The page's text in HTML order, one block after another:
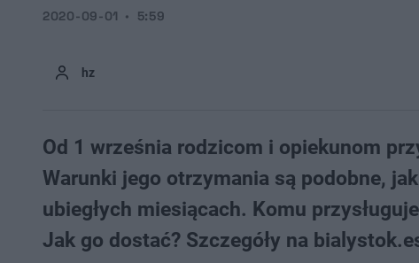
hz
2020-09-01 5:59
Od 1 września rodzicom i opiekunom
Warunki jego otrzymania są podobne,
ubiegłych miesiącach. Komu
Jak go dostać? Szczegóły na